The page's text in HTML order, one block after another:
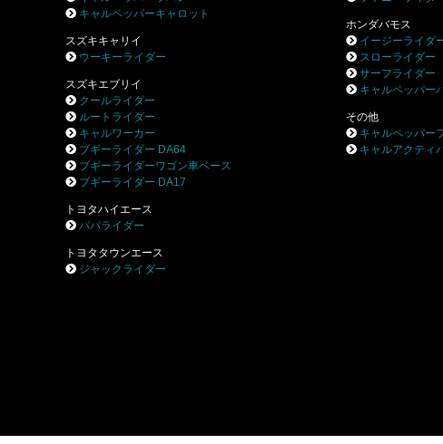
キャルペッパーキャロット
スズキキャリイ
ウーキーライダー
スズキエブリイ
クールライダー
ルートライダー
キャルワーカー
ブギーライダー DA64
ブギーライダーワゴン車ベース
ブギーライダー DA17
トヨタハイエース
パパライダー
トヨタタウンエース
ジャックライダー
ホンダバモス
イージーライダ
スローライダー
サーフライダー
キャルペッパー
その他
キャルペッパー
キャルアクティ